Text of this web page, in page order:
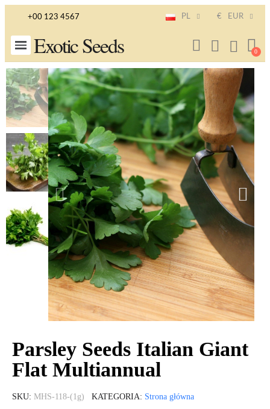
+00 123 4567 PL € EUR
Exotic Seeds
Parsley Seeds Italian Giant
Flat Multiannual
SKU MHS-118-(1g) KATEGORIA Strona główna